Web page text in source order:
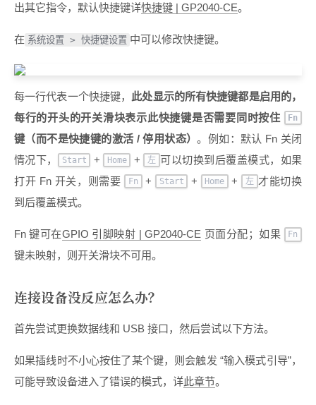
出其它指令，默认快捷键详快捷键 | GP2040-CE。
在 系统设置 > 快捷键设置 中可以修改快捷键。
每一行代表一个快捷键，
此处显示的所有快捷键都是启用的，
每行的开头的开关滑块表示此快捷键是否需要同时按住
Fn
键（而不是快捷键的激活 / 停用状态）。例如：默认 Fn 关闭
情况下，
Start + Home + 左 可以切换到后覆盖模式，如果
打开 Fn 开关，则需要
Fn + Start + Home + 左 才能切换
到后覆盖模式。
Fn 键可在GPIO 引脚映射 | GP2040-CE 页面分配；如果 Fn
键未映射，则开关滑块不可用。
连接设备没反应怎么办？
首先尝试更换数据线和 USB 接口，然后尝试以下方法。
如果插线时不小心按住了某个键，则会触发 “输入模式引导”，
可能导致设备进入了错误的模式，详此章节。